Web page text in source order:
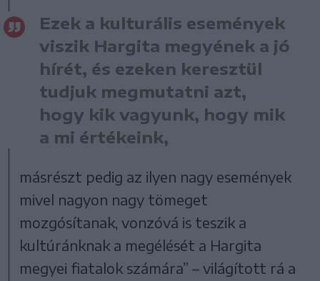
Ezek a kulturális események
viszik Hargita megyének a jó
hírét, és ezeken keresztül
tudjuk megmutatni azt,
hogy kik vagyunk, hogy mik
a mi értékeink,
másrészt pedig az ilyen nagy események
mivel nagyon nagy tömeget
mozgósítanak, vonzóvá is teszik a
kultúránknak a megélését a Hargita
megyei fiatalok számára” – világított rá a